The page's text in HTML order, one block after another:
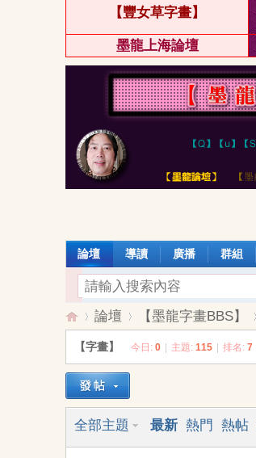
【豐女草字畫】
墨龍上海論壇
論壇 導讀 廣播 群組
【»
論壇 【墨龍字畫BBS】
【字畫】 今日: 0 主題: 115 排名: 7
全部主題 最新 熱門 熱帖